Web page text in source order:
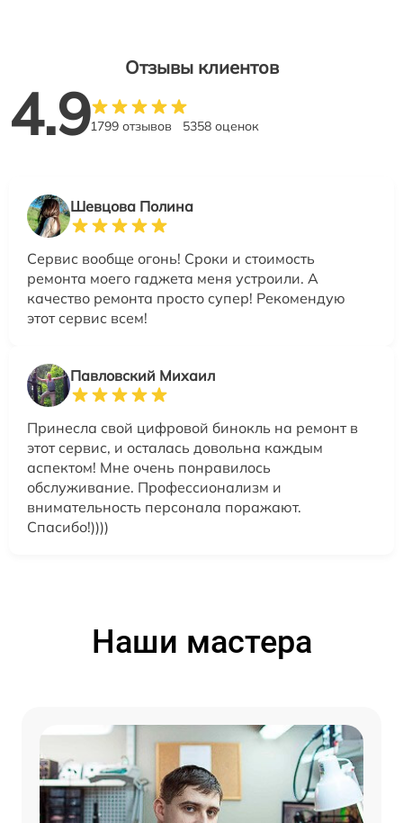
Отзывы клиентов
4.91799 отзывов 5358 оценок
Шевцова Полина
Сервис вообще огонь! Сроки и стоимость
ремонта моего гаджета меня устроили. А
качество ремонта просто супер! Рекомендую
этот сервис всем!
Павловский Михаил
Принесла свой цифровой бинокль на ремонт в
этот сервис, и осталась довольна каждым
аспектом! Мне очень понравилось
обслуживание. Профессионализм и
внимательность персонала поражают.
Спасибо!))))
Наши мастера